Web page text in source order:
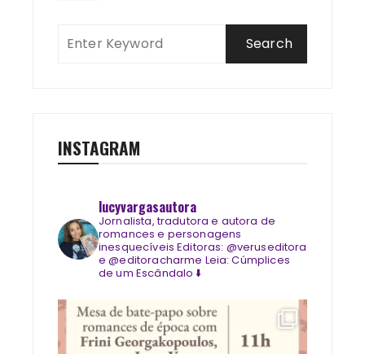
INSTAGRAM
lucyvargasautora
Jornalista, tradutora e autora de
romances e personagens
inesquecíveis Editoras: @veruseditora
e @editoracharme Leia: Cúmplices
de um Escândalo ⬇️